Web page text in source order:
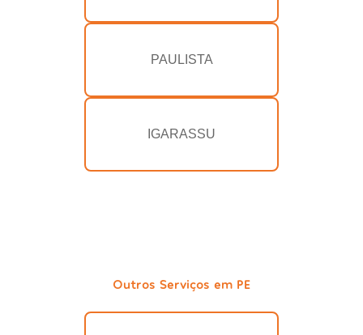
PAULISTA
IGARASSU
Outros Serviços em PE